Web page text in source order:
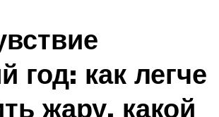
год: как легче
жару, какой